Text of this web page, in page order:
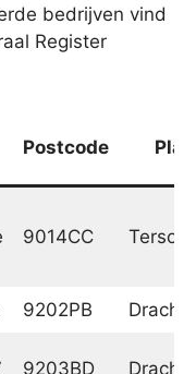
bedrijven vind
Register
Postcode
9014CC Tersoal
9202PB
9203BD